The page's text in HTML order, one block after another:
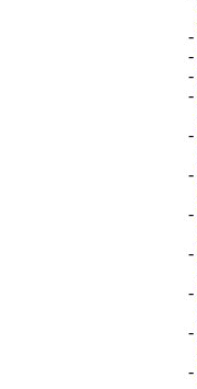
-
-
-
-
-
-
-
-
-
-
-